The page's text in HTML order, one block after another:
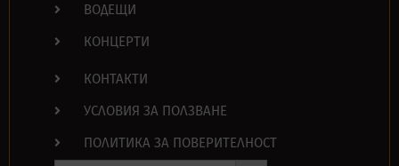
ВОДЕЩИ
КОНЦЕРТИ
КОНТАКТИ
УСЛОВИЯ ЗА ПОЛЗВАНЕ
ПОЛИТИКА ЗА ПОВЕРИТЕЛНОСТ
Search Button